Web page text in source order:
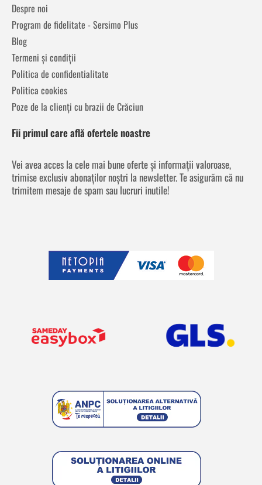
Despre noi
Program de fidelitate - Sersimo Plus
Blog
Termeni și condiții
Politica de confidentialitate
Politica cookies
Poze de la clienți cu brazii de Crăciun
Fii primul care află ofertele noastre
Vei avea acces la cele mai bune oferte și informații valoroase,
trimise exclusiv abonaților noștri la newsletter. Te asigurăm că nu
trimitem mesaje de spam sau lucruri inutile!